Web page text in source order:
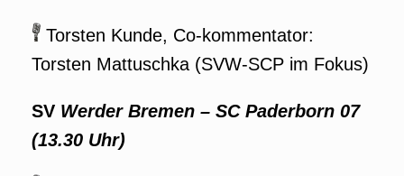
Torsten Kunde, Co-kommentator:
Torsten Mattuschka (SVW-SCP im Fokus)
SV Werder Bremen – SC Paderborn 07
(13.30 Uhr)